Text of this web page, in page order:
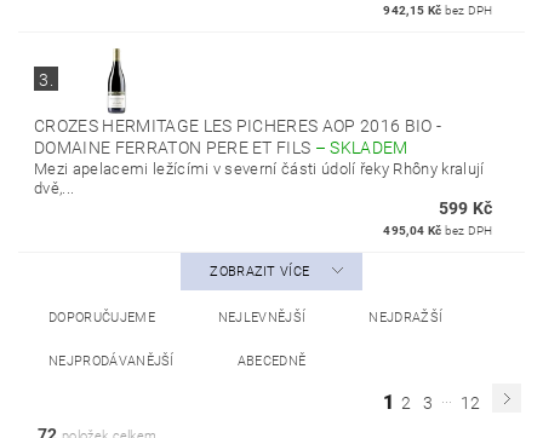
942,15 Kč bez DPH
3.
CROZES HERMITAGE LES PICHERES AOP 2016 BIO -
DOMAINE FERRATON PERE ET FILS –SKLADEM
Mezi apelacemi ležícími v severní části údolí řeky Rhôny kralují
dvě,...
599 Kč
495,04 Kč bez DPH
ZOBRAZIT VÍCE
DOPORUČUJEME NEJLEVNĚJŠÍ NEJDRAŽŠÍ
NEJPRODÁVANĚJŠÍ ABECEDNĚ
1 2 3 ... 12